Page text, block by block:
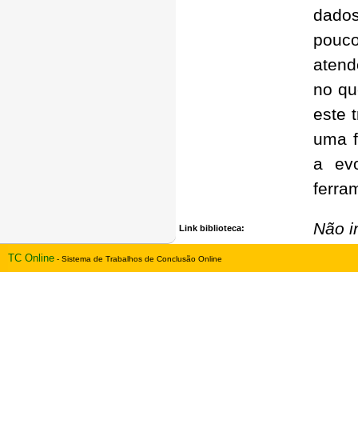
no
este
uma
a
Link biblioteca: Não
TC Online - Sistema de Trabalhos de Conclusão Online